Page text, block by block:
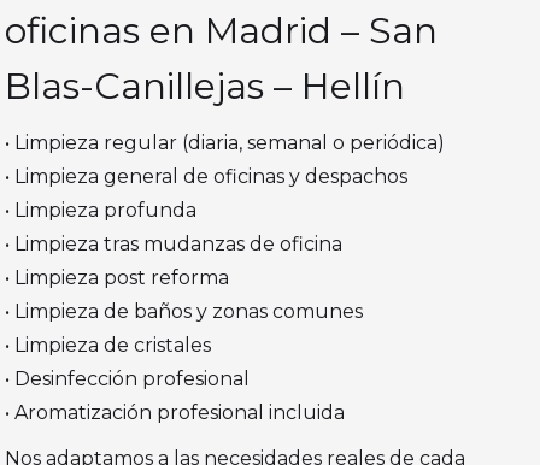
oficinas en Madrid – San
Blas-Canillejas – Hellín
• Limpieza regular (diaria, semanal o periódica)
• Limpieza general de oficinas y despachos
• Limpieza profunda
• Limpieza tras mudanzas de oficina
• Limpieza post reforma
• Limpieza de baños y zonas comunes
• Limpieza de cristales
• Desinfección profesional
• Aromatización profesional incluida
Nos adaptamos a las necesidades reales de cada